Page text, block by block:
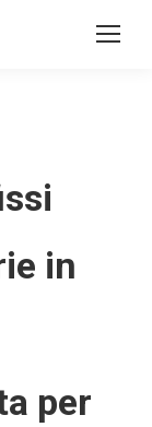
in
per